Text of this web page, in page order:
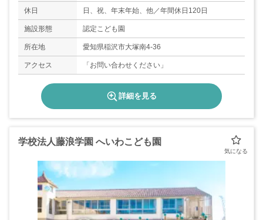
休日 日、祝、年末年始、他／年間休日120日
施設形態 認定こども園
所在地 愛知県稲沢市大塚南4-36
アクセス 「お問い合わせください」
詳細を見る
学校法人藤浪学園 へいわこども園